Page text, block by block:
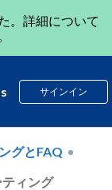
。詳細について
サインイン
グとFAQ
ィング